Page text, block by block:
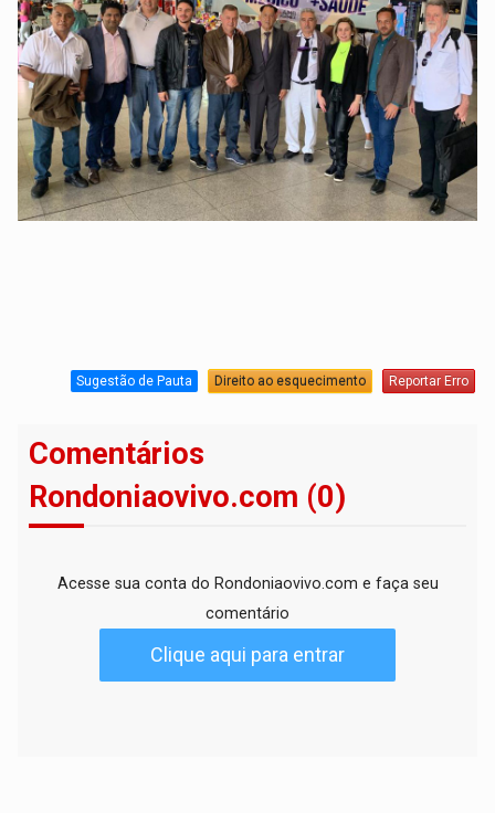
Sugestão de Pauta Direito ao esquecimento Reportar Erro
Comentários
Rondoniaovivo.com (0)
Acesse sua conta do Rondoniaovivo.com e faça seu
comentário
Clique aqui para entrar